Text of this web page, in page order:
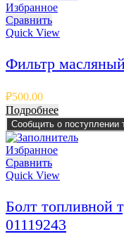
Избранное
Сравнить
Quick View
Фильтр
₽500.00
Подробнее
Сообщить о поступлении
Избранное
Сравнить
Quick View
Болт топливной
01119243